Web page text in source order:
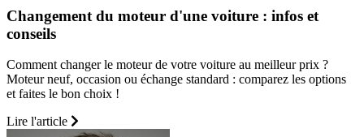
Changement du moteur d'une voiture : infos et
conseils
Comment changer le moteur de votre voiture au meilleur prix ?
Moteur neuf, occasion ou échange standard : comparez les options
et faites le bon choix !
Lire l'article